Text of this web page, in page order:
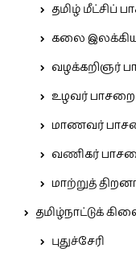
தமிழ் மீட்சிப்
கலை
வழக்கறிஞர்
உழவர் பாசறை
மாணவர்
வணிகர்
மாற்றுத்
தமிழ்நாட்டுக்
புதுச்சேரி